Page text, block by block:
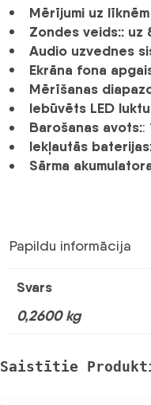
Mērījumi uz
Zondes veids:: uz
Audio uzvednes
Ekrāna fona
Mērīšanas
Iebūvēts LED
Barošanas avots::
Iekļautās
Sārma
Papildu informācija
Svars
0,2600 kg
Saistītie